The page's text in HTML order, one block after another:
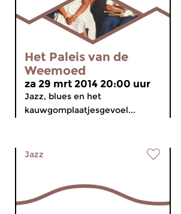
Het Paleis van de
Weemoed
za 29 mrt 2014 20:00 uur
Jazz, blues en het
kauwgomplaatjesgevoel...
Jazz